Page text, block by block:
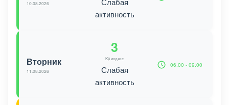
10.08.2026
активность
Вторник
11.08.2026
3
Kp индекс
Слабая
активность
06:00 - 09:00